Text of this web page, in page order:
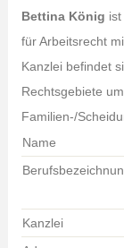
Bettina König
für Arbeitsrecht
Kanzlei befindet
Rechtsgebiete
Familien-/
Name
Kanzlei